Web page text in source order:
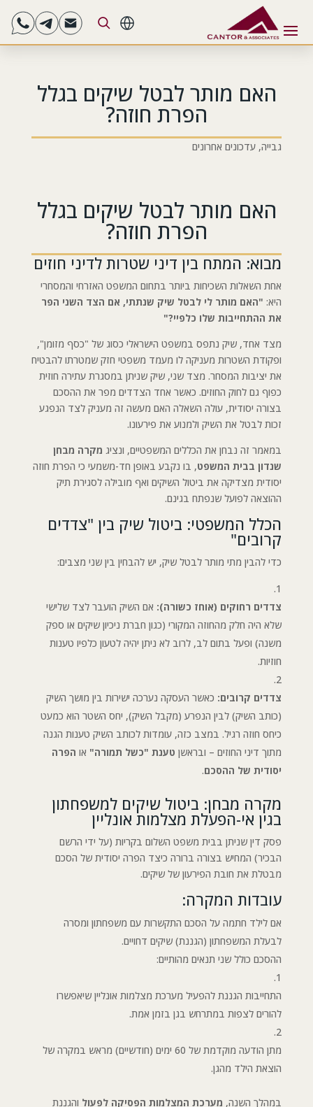
HE
האם מותר לבטל שיקים בגלל
הפרת חוזה?
גבייה, עדכונים אחרונים
האם מותר לבטל שיקים בגלל
הפרת חוזה?
מבוא: המתח בין דיני שטרות לדיני חוזים
אחת השאלות השכיחות ביותר בתחום המשפט האזרחי והמסחרי
היא: "האם מותר לי לבטל שיק שנתתי, אם הצד השני הפר
את ההתחייבות שלו כלפיי?"
מצד אחד, שיק נתפס במשפט הישראלי כסוג של "כסף מזומן",
ופקודת השטרות מעניקה לו מעמד משפטי חזק שמטרתו להבטיח
את יציבות המסחר. מצד שני, שיק שניתן במסגרת עתירה חוזית
כפוף גם לחוק החוזים. כאשר אחד הצדדים מפר את ההסכם
בצורה יסודית, עולה השאלה האם מעשה זה מעניק לצד הנפגע
זכות לבטל את השיק ולמנוע את פירעונו.
במאמר זה נבחן את הכללים המשפטיים, ונציג מקרה מבחן
שנדון בבית המשפט, בו נקבע באופן חד-משמעי כי הפרת חוזה
יסודית מצדיקה את ביטול השיקים ואף מובילה לסגירת תיק
ההוצאה לפועל שנפתח בגינם.
הכלל המשפטי: ביטול שיק בין "צדדים
קרובים"
כדי להבין מתי מותר לבטל שיק, יש להבחין בין שני מצבים:
צדדים רחוקים (אוחז כשורה): אם השיק הועבר לצד שלישי
שלא היה חלק מהחוזה המקורי (כגון חברת ניכיון שיקים או ספק
משנה) ופעל בתום לב, לרוב לא ניתן יהיה לטעון כלפיו טענות
חוזיות.
צדדים קרובים: כאשר העסקה נערכה ישירות בין מושך השיק
(כותב השיק) לבין הנפרע (מקבל השיק), יחס השטר הוא כמעט
כיחס חוזה רגיל. במצב כזה, עומדות לכותב השיק טענות הגנה
מתוך דיני החוזים – ובראשן טענת "כשל תמורה" או הפרה
יסודית של ההסכם.
מקרה מבחן: ביטול שיקים למשפחתון
בגין אי-הפעלת מצלמות אונליין
פסק דין שניתן בבית משפט השלום בקריות (על ידי הרשם
הבכיר) המחיש בצורה ברורה כיצד הפרה יסודית של הסכם
מבטלת את חובת הפירעון של שיקים.
עובדות המקרה:
אם לילד חתמה על הסכם התקשרות עם משפחתון ומסרה
לבעלת המשפחתון (הגננת) שיקים דחויים.
ההסכם כולל שני תנאים מהותיים:
התחייבות הגננת להפעיל מערכת מצלמות אונליין שיאפשרו
להורים לצפות במתרחש בגן בזמן אמת.
מתן הודעה מוקדמת של 60 ימים (חודשיים) מראש במקרה של
הוצאת הילד מהגן.
במהלך השנה, מערכת המצלמות הפסיקה לפעול והגננת